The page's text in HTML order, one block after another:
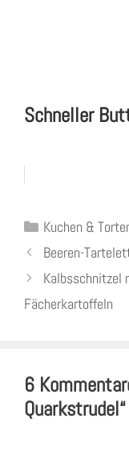
Schneller
Kategorien
Kuchen &
Beeren-
Kalbsschnitzel
Fächerkartoffeln
6
Quarkstrudel“